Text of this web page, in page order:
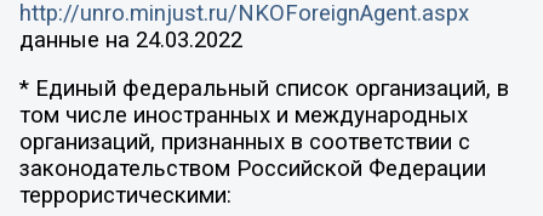
http://unro.minjust.ru/NKOForeignAgent.aspx
данные на 24.03.2022
* Единый федеральный список организаций, в
том числе иностранных и международных
организаций, признанных в соответствии с
законодательством Российской Федерации
террористическими: